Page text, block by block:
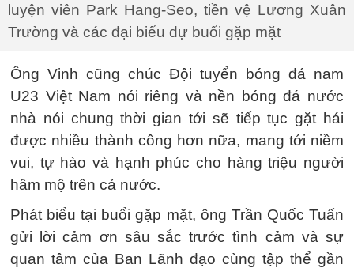
luyện viên Park Hang-Seo, tiền vệ Lương Xuân
Trường và các đại biểu dự buổi gặp mặt
Ông Vinh cũng chúc Đội tuyển bóng đá nam
U23 Việt Nam nói riêng và nền bóng đá nước
nhà nói chung thời gian tới sẽ tiếp tục gặt hái
được nhiều thành công hơn nữa, mang tới niềm
vui, tự hào và hạnh phúc cho hàng triệu người
hâm mộ trên cả nước.
Phát biểu tại buổi gặp mặt, ông Trần Quốc Tuấn
gửi lời cảm ơn sâu sắc trước tình cảm và sự
quan tâm của Ban Lãnh đạo cùng tập thể gần